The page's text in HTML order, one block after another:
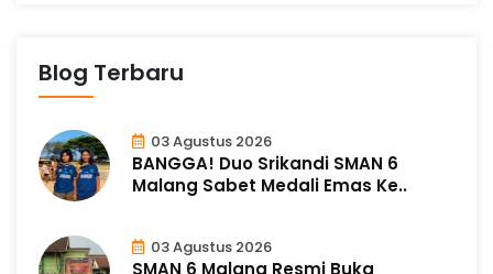
Blog Terbaru
03 Agustus 2026
BANGGA! Duo Srikandi SMAN 6
Malang Sabet Medali Emas Ke..
03 Agustus 2026
SMAN 6 Malang Resmi Buka